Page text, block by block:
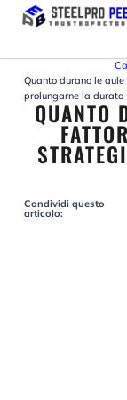
contenuto
Quanto durano le
prolungarne la durata
QUANTO
Condividi questo
articolo: